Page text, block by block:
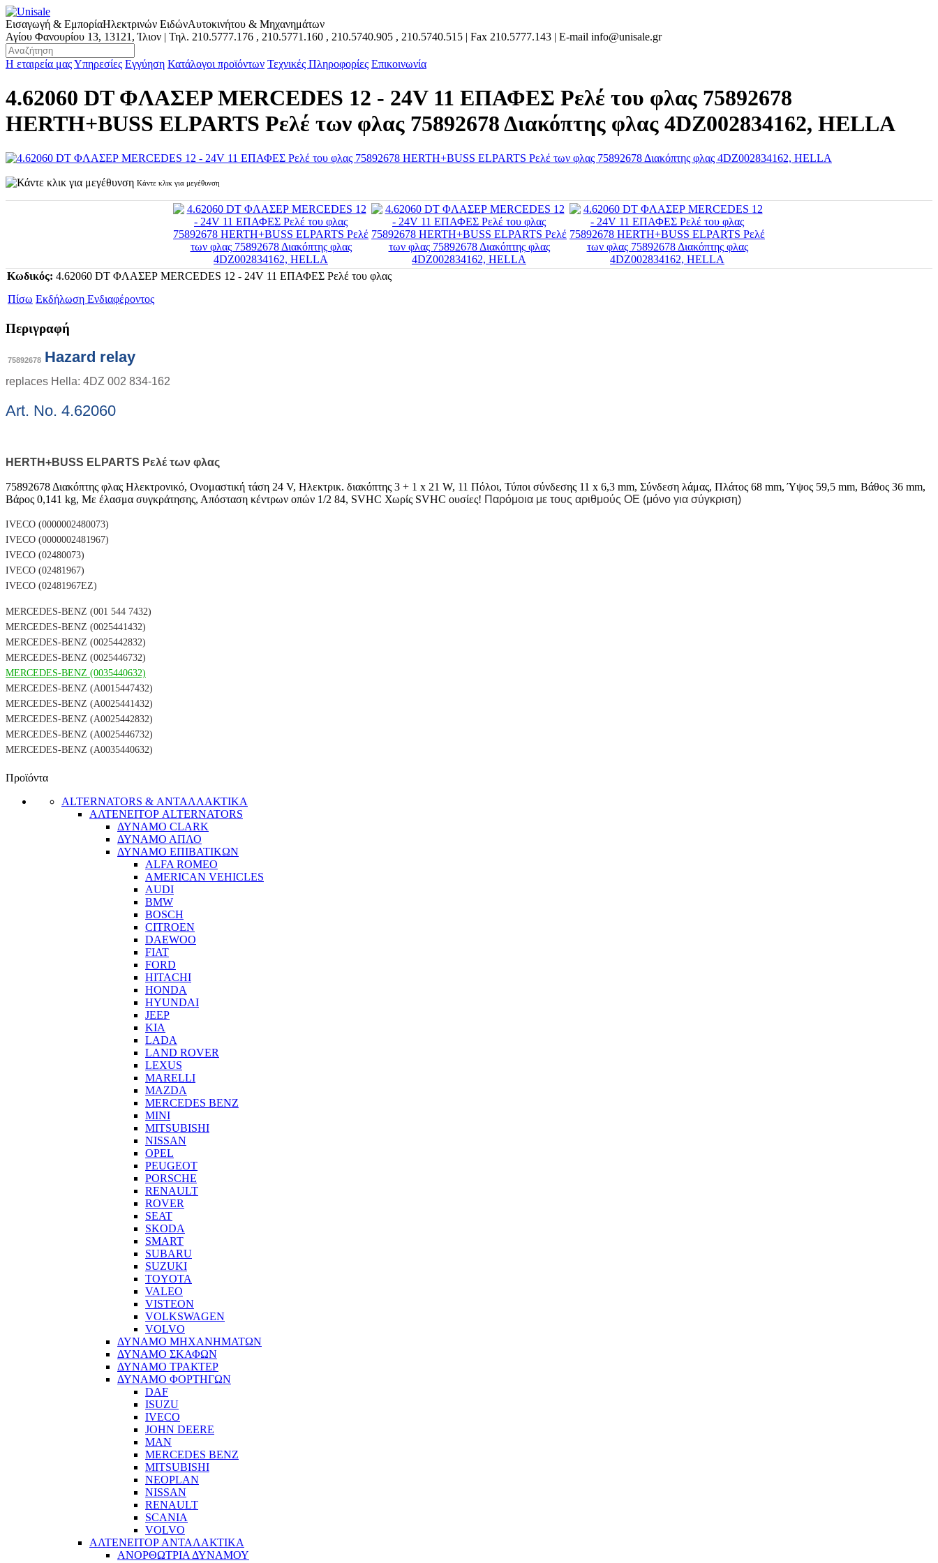
Εισαγωγή & ΕμπορίαΗλεκτρινών ΕιδώνΑυτοκινήτου & Μηχανημάτων
Αγίου Φανουρίου 13, 13121, Ίλιον | Τηλ. 210.5777.176 , 210.5771.160 , 210.5740.905 , 210.5740.515 | Fax 210.5777.143 | E-mail info@unisale.gr
Η εταιρεία μαςΥπηρεσίες Εγγύηση Κατάλογοι προϊόντων Τεχνικές Πληροφορίες Επικοινωνία
4.62060 DT ΦΛΑΣΕΡ MERCEDES 12 - 24V 11 EΠΑΦΕΣ Ρελέ του φλας 75892678
HERTH+BUSS ELPARTS Ρελέ των φλας 75892678 Διακόπτης φλας 4DZ002834162, HELLA
Κάντε κλικ για μεγέθυνση
Κωδικός: 4.62060 DT ΦΛΑΣΕΡ MERCEDES 12 - 24V 11 EΠΑΦΕΣ Ρελέ του φλας
Πίσω Εκδήλωση Ενδιαφέροντος
Περιγραφή
75892678 Hazard relay
replaces Hella: 4DZ 002 834-162
Art. No. 4.62060
HERTH+BUSS ELPARTS Ρελέ των φλας
75892678 Διακόπτης φλας Ηλεκτρονικό, Ονομαστική τάση 24 V, Ηλεκτρικ. διακόπτης 3 + 1 x 21 W, 11 Πόλοι, Τύποι σύνδεσης 11 x 6,3 mm, Σύνδεση λάμας, Πλάτος 68 mm, Ύψος 59,5 mm, Βάθος 36 mm,
Βάρος 0,141 kg, Με έλασμα συγκράτησης, Απόσταση κέντρων οπών 1/2 84, SVHC Χωρίς SVHC ουσίες! Παρόμοια με τους αριθμούς ΟΕ (μόνο για σύγκριση)
IVECO (0000002480073)
IVECO (0000002481967)
IVECO (02480073)
IVECO (02481967)
IVECO (02481967EZ)
MERCEDES-BENZ (001 544 7432)
MERCEDES-BENZ (0025441432)
MERCEDES-BENZ (0025442832)
MERCEDES-BENZ (0025446732)
MERCEDES-BENZ (0035440632)
MERCEDES-BENZ (A0015447432)
MERCEDES-BENZ (A0025441432)
MERCEDES-BENZ (A0025442832)
MERCEDES-BENZ (A0025446732)
MERCEDES-BENZ (A0035440632)
Προϊόντα
ALTERNATORS & ΑΝΤΑΛΛΑΚΤΙΚΑ
ΑΛΤΕΝΕΙΤΟΡ ALTERNATORS
ΔΥΝΑΜΟ CLARK
ΔΥΝΑΜΟ ΑΠΛΟ
ΔΥΝΑΜΟ ΕΠΙΒΑΤΙΚΩΝ
ALFA ROMEO
AMERICAN VEHICLES
AUDI
BMW
BOSCH
CITROEN
DAEWOO
FIAT
FORD
HITACHI
HONDA
HYUNDAI
JEEP
KIA
LADA
LAND ROVER
LEXUS
MARELLI
MAZDA
MERCEDES BENZ
MINI
MITSUBISHI
NISSAN
OPEL
PEUGEOT
PORSCHE
RENAULT
ROVER
SEAT
SKODA
SMART
SUBARU
SUZUKI
TOYOTA
VALEO
VISTEON
VOLKSWAGEN
VOLVO
ΔΥΝΑΜΟ ΜΗΧΑΝΗΜΑΤΩΝ
ΔΥΝΑΜΟ ΣΚΑΦΩΝ
ΔΥΝΑΜΟ ΤΡΑΚΤΕΡ
ΔΥΝΑΜΟ ΦΟΡΤΗΓΩΝ
DAF
ISUZU
IVECO
JOHN DEERE
MAN
MERCEDES BENZ
MITSUBISHI
NEOPLAN
NISSAN
RENAULT
SCANIA
VOLVO
ΑΛΤΕΝΕΙΤΟΡ ΑΝΤΑΛΑΚΤΙΚΑ
ΑΝΟΡΘΩΤΡΙΑ ΔΥΝΑΜΟΥ